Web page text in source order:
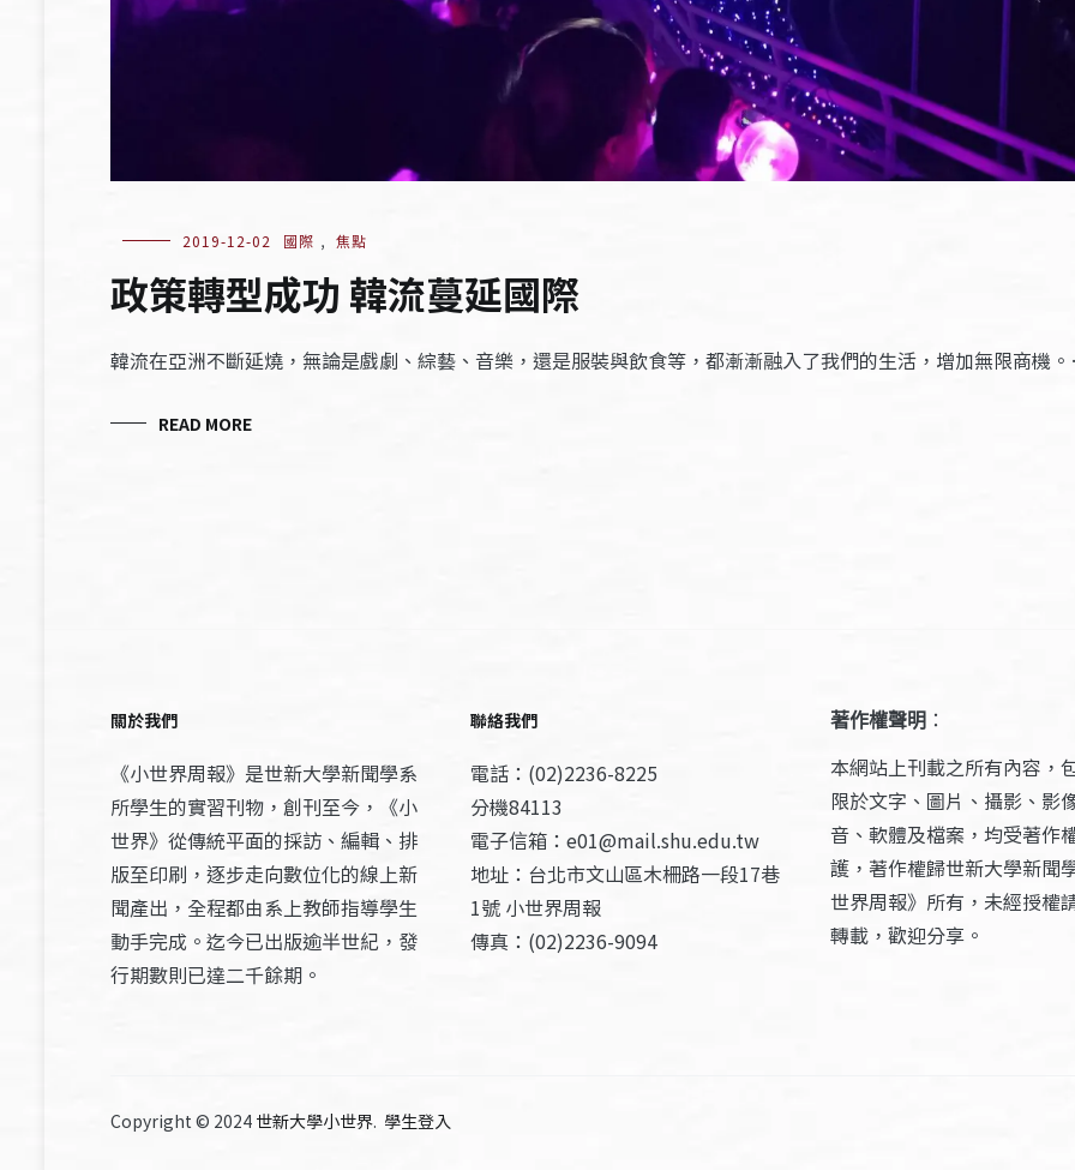
2019-12-02 國際 , 焦點
政策轉型成功 韓流蔓延國際
韓流在亞洲不斷延燒，無論是戲劇、綜藝、音樂，還是服裝與飲食等，都漸漸融入了我們的生活，增加無限商機
READ MORE
關於我們
《小世界周報》是世新大學新聞學系
所學生的實習刊物，創刊至今，《小
世界》從傳統平面的採訪、編輯、排
版至印刷，逐步走向數位化的線上新
聞產出，全程都由系上教師指導學生
動手完成。迄今已出版逾半世紀，發
行期數則已達二千餘期。
聯絡我們
電話：(02)2236-8225
分機84113
電子信箱：e01@mail.shu.edu.tw
地址：台北市文山區木柵路一段17巷
1號 小世界周報
傳真：(02)2236-9094
著作權聲明 ：
本網站上刊載之所有內容，
限於文字、圖片、攝影、影
音、軟體及檔案，均受著作
護，著作權歸世新大學新聞
世界周報》所有，未經授權
轉載，歡迎分享。
Copyright © 2024 世新大學小世界. 學生登入